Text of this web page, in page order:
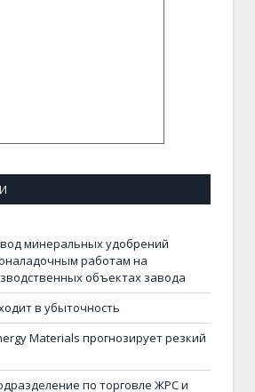
минеральных удобрений
работам на
объектах завода
в убыточность
Materials прогнозирует резкий
по торговле ЖРС и